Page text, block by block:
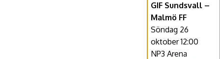
GIF Sundsvall –
Malmö FF
Söndag 26
oktober 12:00
NP3 Arena